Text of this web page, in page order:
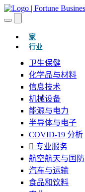
家(当前的)
行业
卫生保健
化学品与材料
信息技术
机械设备
能源与电力
半导体与电子
COVID-19 分析
专业服务
航空航天与国防
汽车与运输
食品和饮料